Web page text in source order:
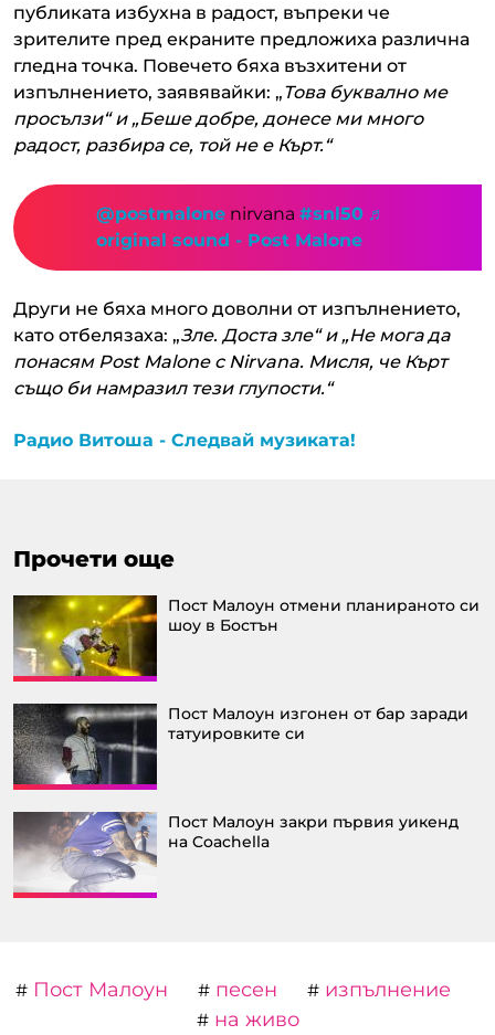
публиката избухна в радост, въпреки че
зрителите пред екраните предложиха различна
гледна точка. Повечето бяха възхитени от
изпълнението, заявявайки: „Това буквално ме
просълзи“ и „Беше добре, донесе ми много
радост, разбира се, той не е Кърт.“
@postmalone nirvana #snl50 ♬
original sound - Post Malone
Други не бяха много доволни от изпълнението,
като отбелязаха: „Зле. Доста зле“ и „Не мога да
понасям Post Malone с Nirvana. Мисля, че Кърт
също би намразил тези глупости.“
Радио Витоша - Следвай музиката!
Прочети още
Пост Малоун отмени планираното си
шоу в Бостън
Пост Малоун изгонен от бар заради
татуировките си
Пост Малоун закри първия уикенд
на Coachella
#Пост Малоун #песен #изпълнение
#на живо